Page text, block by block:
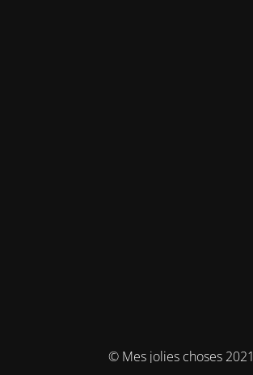
© Mes jolies choses 2021